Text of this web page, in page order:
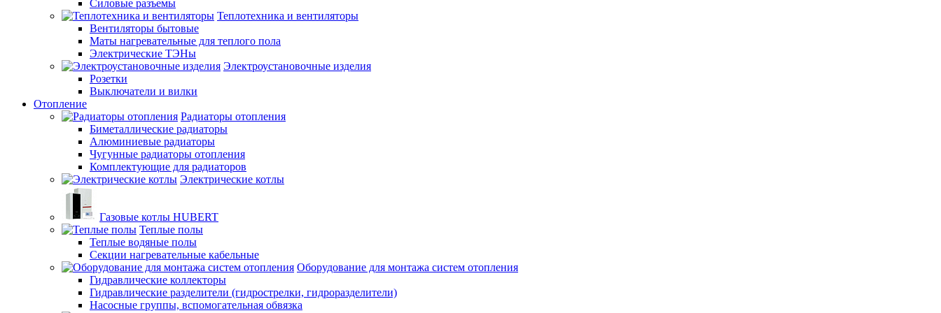
Силовые разъемы
Теплотехника и вентиляторы
Вентиляторы бытовые
Маты нагревательные для теплого пола
Электрические ТЭНы
Электроустановочные изделия
Розетки
Выключатели и вилки
Отопление
Радиаторы отопления
Биметаллические радиаторы
Алюминиевые радиаторы
Чугунные радиаторы отопления
Комплектующие для радиаторов
Электрические котлы
Газовые котлы HUBERT
Теплые полы
Теплые водяные полы
Секции нагревательные кабельные
Оборудование для монтажа систем отопления
Гидравлические коллекторы
Гидравлические разделители (гидрострелки, гидроразделители)
Насосные группы, вспомогательная обвязка